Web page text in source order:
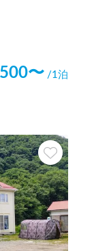
〜 /1泊